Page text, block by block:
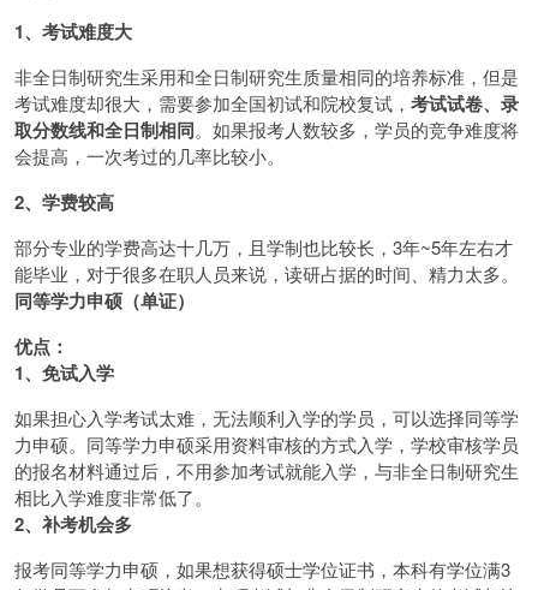
1、考试难度大
非全日制研究生采用和全日制研究生质量相同的培养标准，但是
考试难度却很大，需要参加全国初试和院校复试， 考试试卷、录
取分数线和全日制相同。如果报考人数较多，学员的竞争难度将
会提高，一次考过的几率比较小。
2、学费较高
部分专业的学费高达十几万，且学制也比较长，3年~5年左右才
能毕业，对于很多在职人员来说，读研占据的时间、精力太多。
同等学力申硕（单证）
优点：
1、免试入学
如果担心入学考试太难，无法顺利入学的学员，可以选择同等学
力申硕。同等学力申硕采用资料审核的方式入学，学校审核学员
的报名材料通过后，不用参加考试就能入学，与非全日制研究生
相比入学难度非常低了。
2、补考机会多
报考同等学力申硕，如果想获得硕士学位证书，本科有学位满3